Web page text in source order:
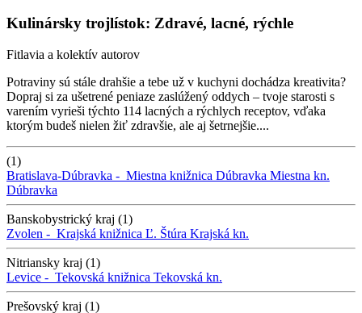
Kulinársky trojlístok: Zdravé, lacné, rýchle
Fitlavia a kolektív autorov
Potraviny sú stále drahšie a tebe už v kuchyni dochádza kreativita?
Dopraj si za ušetrené peniaze zaslúžený oddych – tvoje starosti s
varením vyrieši týchto 114 lacných a rýchlych receptov, vďaka
ktorým budeš nielen žiť zdravšie, ale aj šetrnejšie....
(1)
Bratislava-Dúbravka - Miestna knižnica Dúbravka Miestna kn.
Dúbravka
Banskobystrický kraj (1)
Zvolen - Krajská knižnica Ľ. Štúra Krajská kn.
Nitriansky kraj (1)
Levice - Tekovská knižnica Tekovská kn.
Prešovský kraj (1)